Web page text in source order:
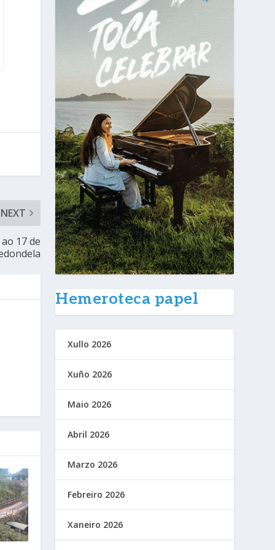
NEXT
17 de
Hemeroteca papel
Xullo 2026
Xuño 2026
Maio 2026
Abril 2026
Marzo 2026
Febreiro 2026
Xaneiro 2026